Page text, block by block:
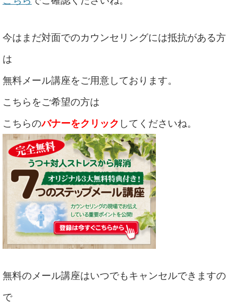
今はまだ対面でのカウンセリングには抵抗がある方
は
無料メール講座をご用意しております。
こちらをご希望の方は
こちらのバナーをクリック してくださいね。
無料のメール講座はいつでもキャンセルできますの
で